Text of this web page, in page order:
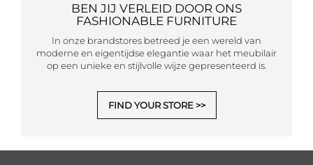
BEN JIJ VERLEID DOOR ONS
FASHIONABLE FURNITURE
In onze brandstores betreed je een wereld van
moderne en eigentijdse elegantie waar het meubilair
op een unieke en stijlvolle wijze gepresenteerd is.
FIND YOUR STORE